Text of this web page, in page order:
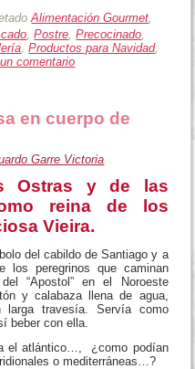
Alimentación Gourmet,
,Postre,Precocinado,
,Productos para Navidad,
comentario
en cuerpo de
Garre Victoria
Ostras y de las
reina de los
Vieira.
del cabildo de Santiago y a
los peregrinos que caminan
“Apostol” en el Noroeste
y calabaza llena de agua,
larga travesía. Servía como
beber con ella.
el atlántico…, ¿como podían
o mediterráneas…?